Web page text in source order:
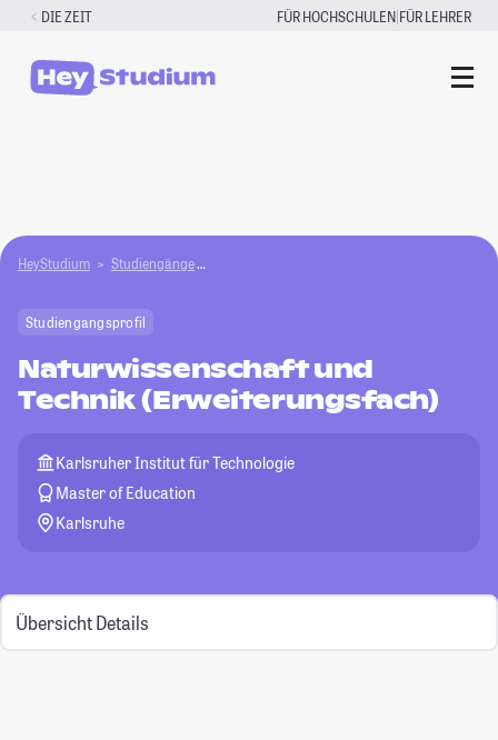
Zum
springen
DIE ZEIT FÜR HOCHSCHULEN|FÜR LEHRER
HeyStudium Studiengänge Naturwissenschaft und Technik
Studiengangsprofil
Naturwissenschaft und
Technik (Erweiterungsfach)
Karlsruher Institut für Technologie
Master of Education
Karlsruhe
Übersicht Details